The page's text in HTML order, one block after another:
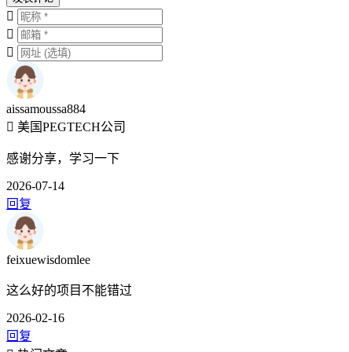
aissamoussa884
美国PEGTECH公司
感谢分享，学习一下
2026-07-14
回复
feixuewisdomlee
这么好的项目不能错过
2026-02-16
回复